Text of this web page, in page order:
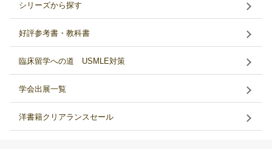
シリーズから探す
好評参考書・教科書
臨床留学への道 USMLE対策
学会出展一覧
洋書籍クリアランスセール